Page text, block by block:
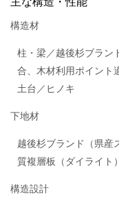
構造材
柱・梁／越後杉ブラン
合、木材利用ポイント
土台／ヒノキ
下地材
越後杉ブランド（県産
質複層板（ダイライト
構造設計